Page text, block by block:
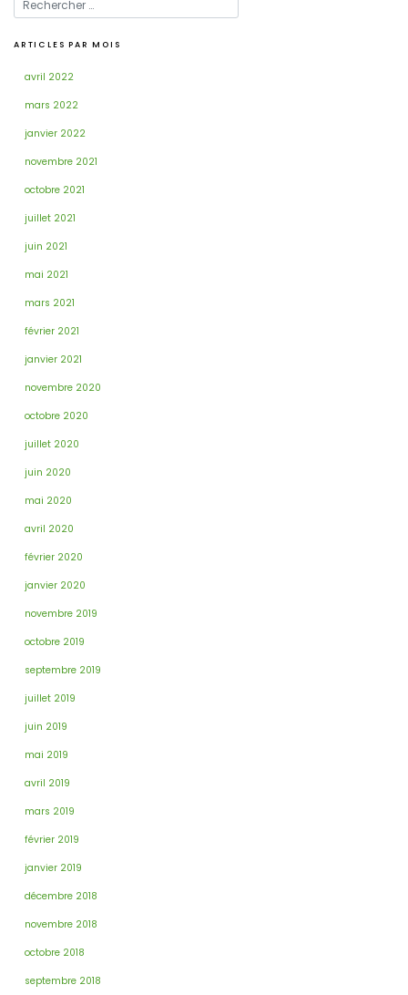
ARTICLES PAR MOIS
avril 2022
mars 2022
janvier 2022
novembre 2021
octobre 2021
juillet 2021
juin 2021
mai 2021
mars 2021
février 2021
janvier 2021
novembre 2020
octobre 2020
juillet 2020
juin 2020
mai 2020
avril 2020
février 2020
janvier 2020
novembre 2019
octobre 2019
septembre 2019
juillet 2019
juin 2019
mai 2019
avril 2019
mars 2019
février 2019
janvier 2019
décembre 2018
novembre 2018
octobre 2018
septembre 2018